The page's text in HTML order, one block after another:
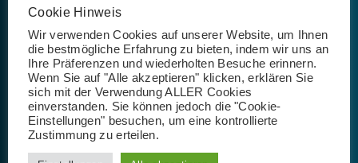
Metaverse entwickelt.“ In einem Interview im November
sagte Nadella, dass drei der bestehenden Gaming-
Franchises des Unternehmens – Halo, Minecraft und
Flight Simulator – sich bereits zu Metaversen entwickelt
haben.
Die Hardware
Cookie Hinweis
Wir verwenden Cookies auf unserer Website, um Ihnen
die bestmögliche Erfahrung zu bieten, indem wir uns an
Ihre Präferenzen und wiederholten Besuche erinnern.
Wenn Sie auf "Alle akzeptieren" klicken, erklären Sie
sich mit der Verwendung ALLER Cookies
einverstanden. Sie können jedoch die "Cookie-
Einstellungen" besuchen, um eine kontrollierte
Zustimmung zu erteilen.